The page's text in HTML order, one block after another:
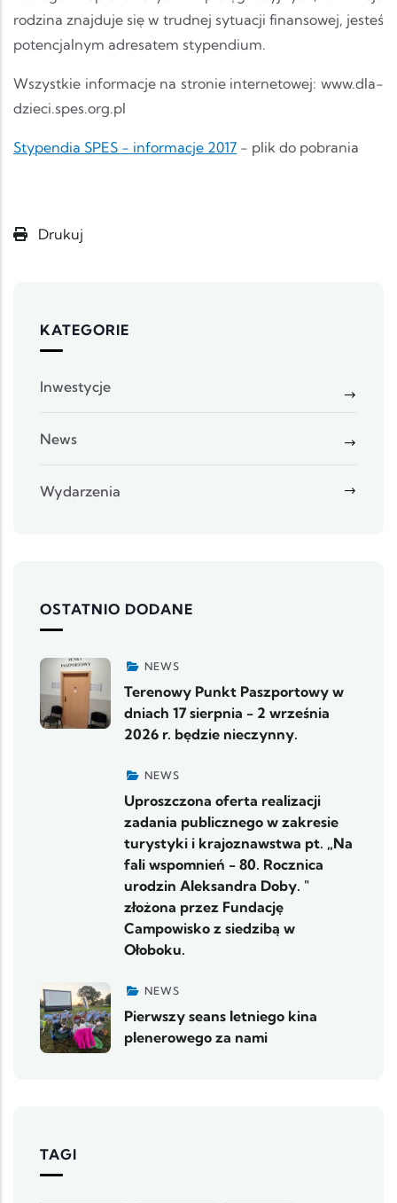
rodzina znajduje się w trudnej sytuacji finansowej, jesteś
potencjalnym adresatem stypendium.
Wszystkie informacje na stronie internetowej: www.dla-
dzieci.spes.org.pl
Stypendia SPES - informacje 2017 - plik do pobrania
Drukuj
KATEGORIE
Inwestycje
News
Wydarzenia
OSTATNIO DODANE
NEWS
Terenowy Punkt Paszportowy w
dniach 17 sierpnia - 2 września
2026 r. będzie nieczynny.
NEWS
Uproszczona oferta realizacji
zadania publicznego w zakresie
turystyki i krajoznawstwa pt. „Na
fali wspomnień - 80. Rocznica
urodzin Aleksandra Doby. "
złożona przez Fundację
Campowisko z siedzibą w
Ołoboku.
NEWS
Pierwszy seans letniego kina
plenerowego za nami
TAGI